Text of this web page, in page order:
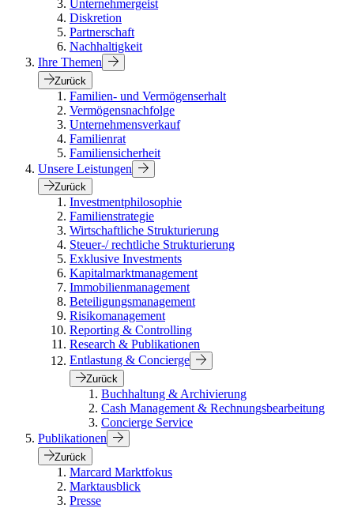
Unternehmergeist
Diskretion
Partnerschaft
Nachhaltigkeit
Ihre Themen
Zurück
Familien- und Vermögenserhalt
Vermögensnachfolge
Unternehmensverkauf
Familienrat
Familiensicherheit
Unsere Leistungen
Zurück
Investmentphilosophie
Familienstrategie
Wirtschaftliche Strukturierung
Steuer-/ rechtliche Strukturierung
Exklusive Investments
Kapitalmarktmanagement
Immobilienmanagement
Beteiligungsmanagement
Risikomanagement
Reporting & Controlling
Research & Publikationen
Entlastung & Concierge
Zurück
Buchhaltung & Archivierung
Cash Management & Rechnungsbearbeitung
Concierge Service
Publikationen
Zurück
Marcard Marktfokus
Marktausblick
Presse